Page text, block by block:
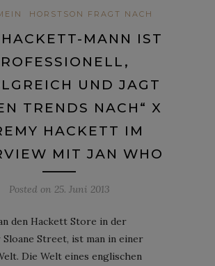
HORSTSON FRAGT NACH
MANN IST
UND JAGT
TRENDS NACH“ X
HACKETT IM
MIT JAN WHO
Posted on 25. Juni 2013
den Hackett Store in der
Street, ist man in einer
Die Welt eines englischen